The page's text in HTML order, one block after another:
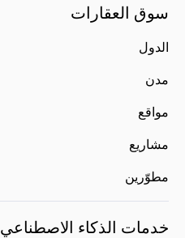
سوق العقارات
الدول
مدن
مواقع
مشاريع
مطوّرين
خدمات الذكاء الاصطناعي